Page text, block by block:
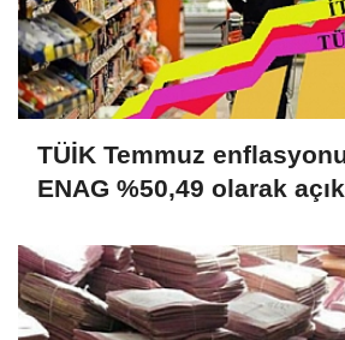
TÜİK Temmuz
ENAG %50,49 olarak